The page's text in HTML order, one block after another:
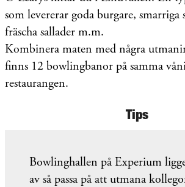
som levererar goda burgare, smarriga
fräscha sallader m.m.
Kombinera maten med några
finns 12 bowlingbanor på samma
restaurangen.
Tips
Bowlinghallen på Experium
av så passa på att utmana